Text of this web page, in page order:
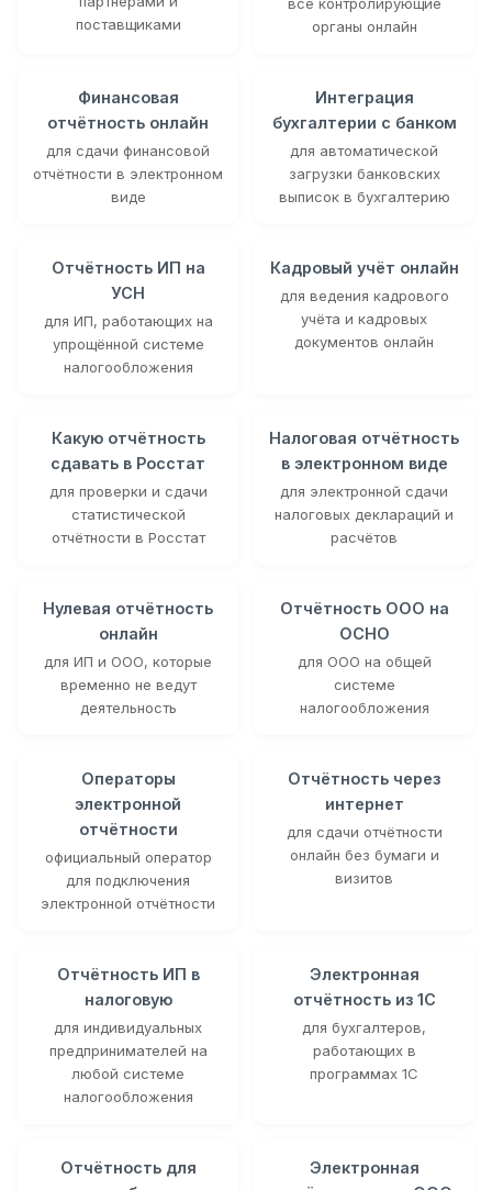
поставщиками
органы онлайн
Финансовая
отчётность онлайн
для сдачи финансовой
отчётности в электронном
виде
Интеграция
бухгалтерии с банком
для автоматической
загрузки банковских
выписок в бухгалтерию
Отчётность ИП на
УСН
для ИП, работающих на
упрощённой системе
налогообложения
Кадровый учёт онлайн
для ведения кадрового
учёта и кадровых
документов онлайн
Какую отчётность
сдавать в Росстат
для проверки и сдачи
статистической
отчётности в Росстат
Налоговая отчётность
в электронном виде
для электронной сдачи
налоговых деклараций и
расчётов
Нулевая отчётность
онлайн
для ИП и ООО, которые
временно не ведут
деятельность
Отчётность ООО на
ОСНО
для ООО на общей
системе
налогообложения
Операторы
электронной
отчётности
официальный оператор
для подключения
электронной отчётности
Отчётность через
интернет
для сдачи отчётности
онлайн без бумаги и
визитов
Отчётность ИП в
налоговую
для индивидуальных
предпринимателей на
любой системе
налогообложения
Электронная
отчётность из 1С
для бухгалтеров,
работающих в
программах 1С
Отчётность для
Электронная